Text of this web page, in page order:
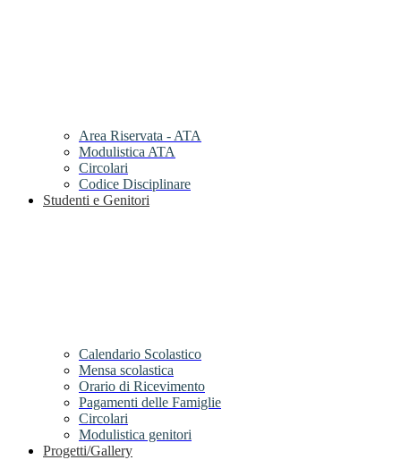
Area Riservata - ATA
Modulistica ATA
Circolari
Codice Disciplinare
Studenti e Genitori
Calendario Scolastico
Mensa scolastica
Orario di Ricevimento
Pagamenti delle Famiglie
Circolari
Modulistica genitori
Progetti/Gallery